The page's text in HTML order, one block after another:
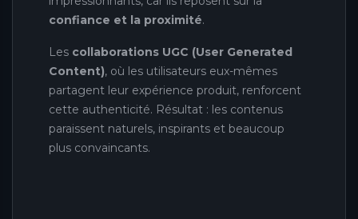
confiance et la proximité.
Les collaborations UGC (User Generated
Content), où les utilisateurs eux-mêmes
partagent leur expérience produit, renforcent
cette authenticité. Résultat : les contenus
paraissent naturels, inspirants et beaucoup
plus convaincants.